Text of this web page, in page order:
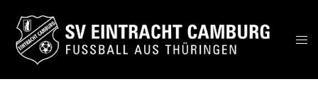
Inhalt
springen